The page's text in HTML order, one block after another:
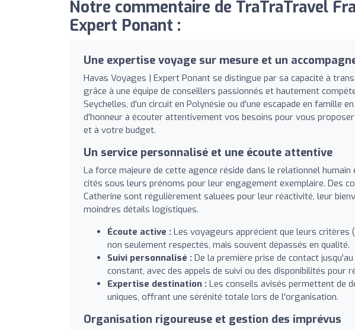
Notre commentaire de TraTraTravel
Expert Ponant :
Une expertise voyage sur mesure et un
Havas Voyages | Expert Ponant se distingue par sa capacité à
grâce à une équipe de conseillers passionnés et hautement
Seychelles, d'un circuit en Polynésie ou d'une escapade en famille
d'honneur à écouter attentivement vos besoins pour vous
et à votre budget.
Un service personnalisé et une écoute attentive
La force majeure de cette agence réside dans le relationnel
cités sous leurs prénoms pour leur engagement exemplaire. Des
Catherine sont régulièrement saluées pour leur réactivité, leur
moindres détails logistiques.
Écoute active : Les voyageurs apprécient que leurs
non seulement respectés, mais souvent dépassés en qualité.
Suivi personnalisé : De la première prise de contact
constant, avec des appels de suivi ou des disponibilités pour
Expertise destination : Les conseils avisés permettent de
uniques, offrant une sérénité totale lors de l'organisation.
Organisation rigoureuse et gestion des imprévus